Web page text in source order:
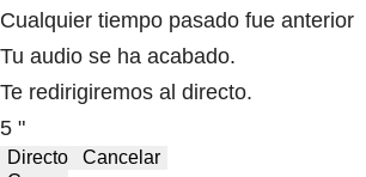
Cualquier tiempo pasado fue anterior
Tu audio se ha acabado.
Te redirigiremos al directo.
5 "
Directo
Cancelar